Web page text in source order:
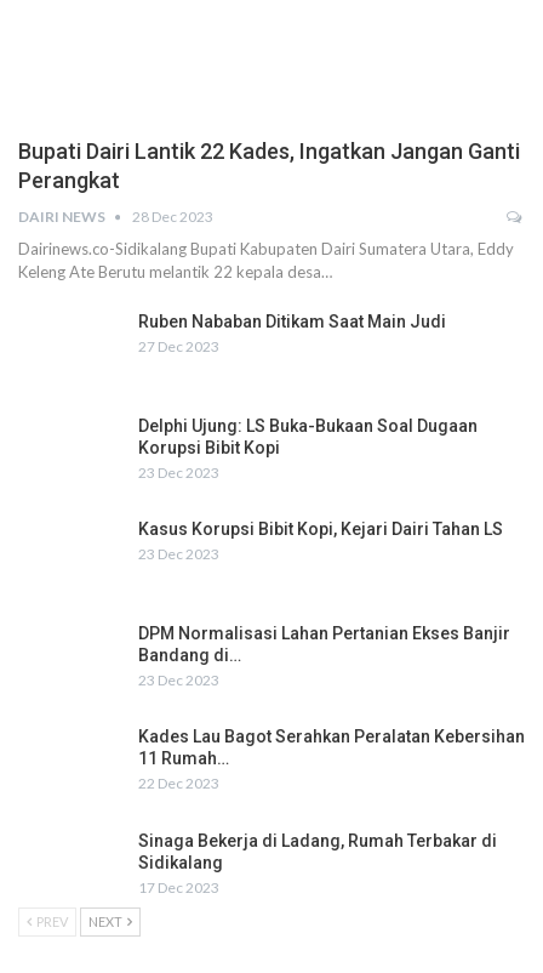
Bupati Dairi Lantik 22 Kades, Ingatkan Jangan Ganti
Perangkat
DAIRI NEWS 28 Dec 2023
Dairinews.co-Sidikalang Bupati Kabupaten Dairi Sumatera Utara, Eddy
Keleng Ate Berutu melantik 22 kepala desa…
Ruben Nababan Ditikam Saat Main Judi
27 Dec 2023
Delphi Ujung: LS Buka-Bukaan Soal Dugaan
Korupsi Bibit Kopi
23 Dec 2023
Kasus Korupsi Bibit Kopi, Kejari Dairi Tahan LS
23 Dec 2023
DPM Normalisasi Lahan Pertanian Ekses Banjir
Bandang di…
23 Dec 2023
Kades Lau Bagot Serahkan Peralatan Kebersihan
11 Rumah…
22 Dec 2023
Sinaga Bekerja di Ladang, Rumah Terbakar di
Sidikalang
17 Dec 2023
PREV NEXT